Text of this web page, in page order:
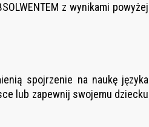
z wynikami powyżej
spojrzenie na naukę języka
lub zapewnij swojemu dziecku